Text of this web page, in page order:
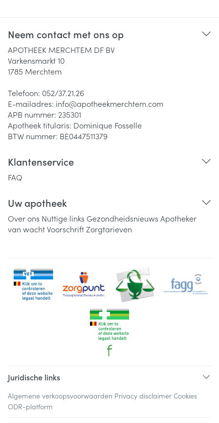
Neem contact met ons op
APOTHEEK MERCHTEM DF BV
Varkensmarkt 10
1785 Merchtem
Telefoon: 052/37.21.26
E-mailadres: info@apotheekmerchtem.com
APB nummer: 235301
Apotheek titularis: Dominique Fosselle
BTW nummer: BE0447511379
Klantenservice
FAQ
Uw apotheek
Over ons Nuttige links Gezondheidsnieuws Apotheker
van wachtVoorschriftZorgtarieven
Juridische links
Algemene verkoopsvoorwaarden Privacy disclaimer Cookies
ODR-platform